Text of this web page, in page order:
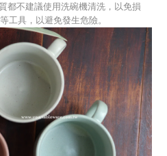
都不建議使用洗碗機清洗，以免損
工具，以避免發生危險。